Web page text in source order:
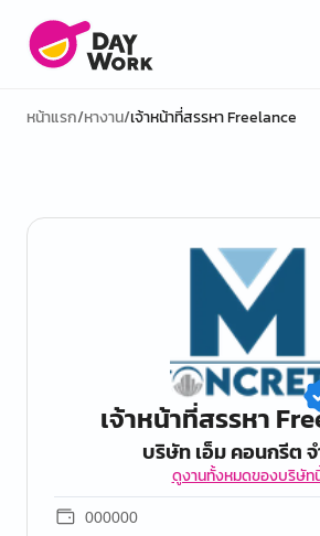
หน้าแรก/หางาน/เจ้าหน้าที่สรรหา Freelance
เจ้าหน้าที่สรรหา
บริษัท เอ็ม คอนกรีต
ดูงานทั้งหมดของบริษัท
000000